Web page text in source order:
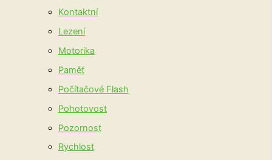
Kontaktní
Lezení
Motorika
Paměť
Počítačové Flash
Pohotovost
Pozornost
Rychlost